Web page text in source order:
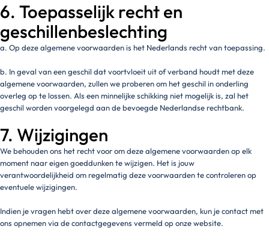
6. Toepasselijk recht en
geschillenbeslechting
a. Op deze algemene voorwaarden is het Nederlands recht van toepassing.
b. In geval van een geschil dat voortvloeit uit of verband houdt met deze
algemene voorwaarden, zullen we proberen om het geschil in onderling
overleg op te lossen. Als een minnelijke schikking niet mogelijk is, zal het
geschil worden voorgelegd aan de bevoegde Nederlandse rechtbank.
7. Wijzigingen
We behouden ons het recht voor om deze algemene voorwaarden op elk
moment naar eigen goeddunken te wijzigen. Het is jouw
verantwoordelijkheid om regelmatig deze voorwaarden te controleren op
eventuele wijzigingen.
Indien je vragen hebt over deze algemene voorwaarden, kun je contact met
ons opnemen via de contactgegevens vermeld op onze website.